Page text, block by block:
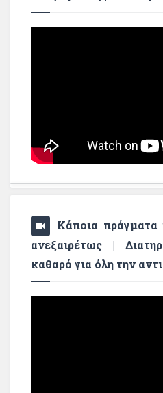
Κάποια πράγματα
ανεξαιρέτως |
καθαρό για όλη την